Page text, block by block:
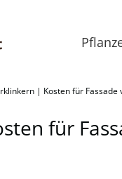
| Kosten für Fassade
für